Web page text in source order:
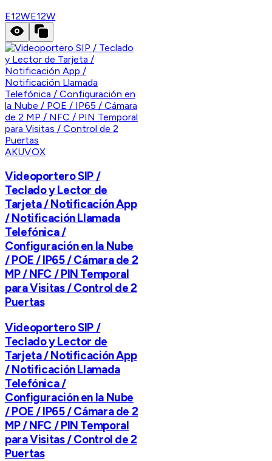
E12WE12W
AKUVOX
Videoportero SIP /
Teclado y Lector de
Tarjeta / Notificación App
/ Notificación Llamada
Telefónica /
Configuración en la Nube
/ POE / IP65 / Cámara de 2
MP / NFC / PIN Temporal
para Visitas / Control de 2
Puertas
Videoportero SIP /
Teclado y Lector de
Tarjeta / Notificación App
/ Notificación Llamada
Telefónica /
Configuración en la Nube
/ POE / IP65 / Cámara de 2
MP / NFC / PIN Temporal
para Visitas / Control de 2
Puertas